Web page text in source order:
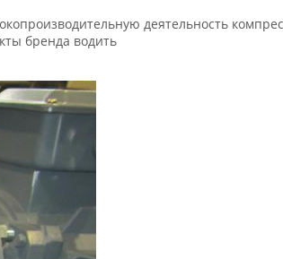
деятельность
бренда водить